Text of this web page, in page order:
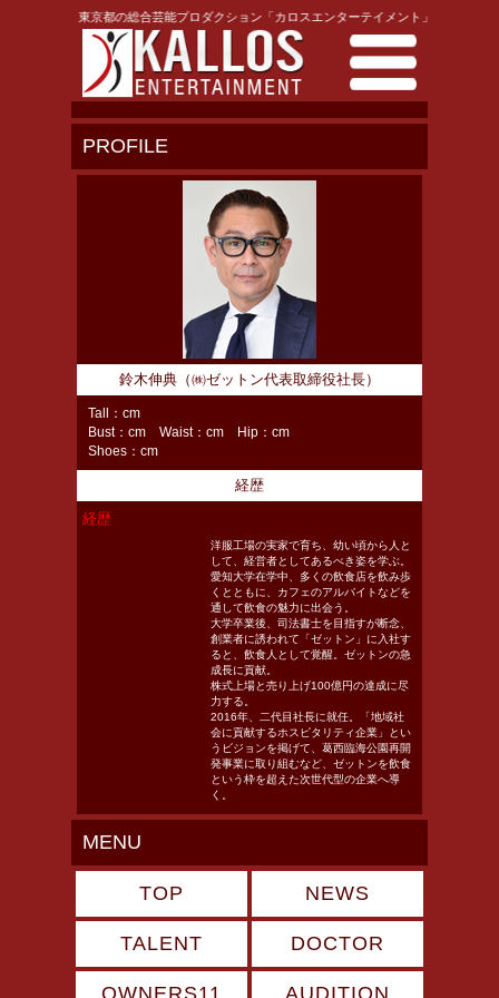
東京都の総合芸能プロダクション「カロスエンターテイメント」
PROFILE
鈴木伸典（㈱ゼットン代表取締役社長）
Tall：cm
Bust：cm Waist：cm Hip：cm
Shoes：cm
経歴
経歴
洋服工場の実家で育ち、幼い頃から人と
して、経営者としてあるべき姿を学ぶ。
愛知大学在学中、多くの飲食店を飲み歩
くとともに、カフェのアルバイトなどを
通して飲食の魅力に出会う。
大学卒業後、司法書士を目指すが断念、
創業者に誘われて「ゼットン」に入社す
ると、飲食人として覚醒。ゼットンの急
成長に貢献。
株式上場と売り上げ100億円の達成に尽
力する。
2016年、二代目社長に就任。「地域社
会に貢献するホスピタリティ企業」とい
うビジョンを掲げて、葛西臨海公園再開
発事業に取り組むなど、ゼットンを飲食
という枠を超えた次世代型の企業へ導
く。
MENU
TOP NEWS
TALENT DOCTOR